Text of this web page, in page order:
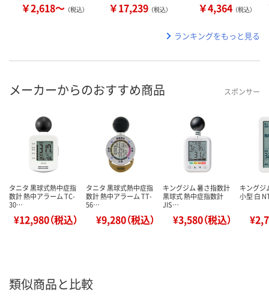
￥2,618～ （税込） ￥17,239 （税込） ￥4,364 （税込）
ランキングをもっと見る
メーカーからのおすすめ商品 スポンサー
タニタ 黒球式熱中症指
数計 熱中アラーム TC-
30…
¥12,980（税込）
タニタ 黒球式熱中症指
数計 熱中アラーム TT-
56…
¥9,280（税込）
キングジム 暑さ指数計
黒球式 熱中症指数計
JIS…
¥3,580（税込）
キングジ
小型 白
類似商品と比較